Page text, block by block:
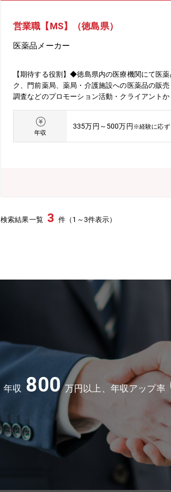
営業職【MS】（徳島県）
医薬品メーカー
【期待する役割】◆徳島県内の医療機関にて医
ク、門前薬局、薬局・介護施設への医薬品の販
調査などのプロモーション活動・クライアント
年収
335万円～500万円 ※経験に応ず
検索結果一覧 3 件（1～3件表示）
年収 800 万円以上、年収アップ率